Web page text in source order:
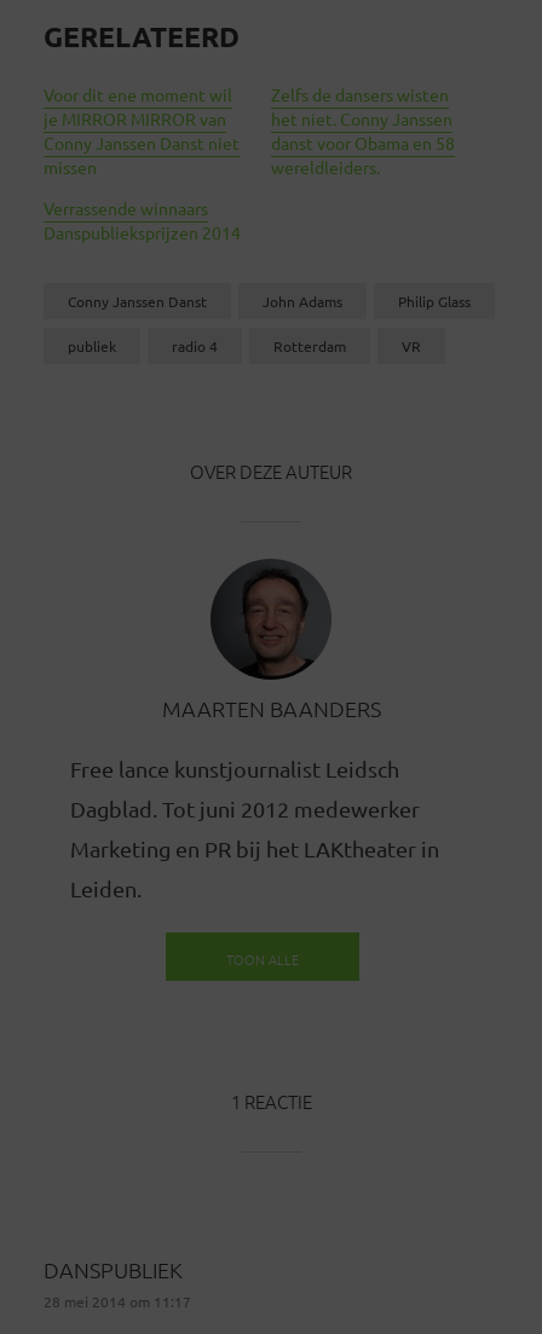
GERELATEERD
Voor dit ene moment wil
je MIRROR MIRROR van
Conny Janssen Danst niet
missen
Zelfs de dansers wisten
het niet. Conny Janssen
danst voor Obama en 58
wereldleiders.
Verrassende winnaars
Danspublieksprijzen 2014
Conny Janssen Danst John Adams Philip Glass
publiek radio 4 Rotterdam VR
OVER DEZE AUTEUR
MAARTEN BAANDERS
Free lance kunstjournalist Leidsch
Dagblad. Tot juni 2012 medewerker
Marketing en PR bij het LAKtheater in
Leiden.
TOON ALLE
1 REACTIE
DANSPUBLIEK
28 mei 2014 om 11:17